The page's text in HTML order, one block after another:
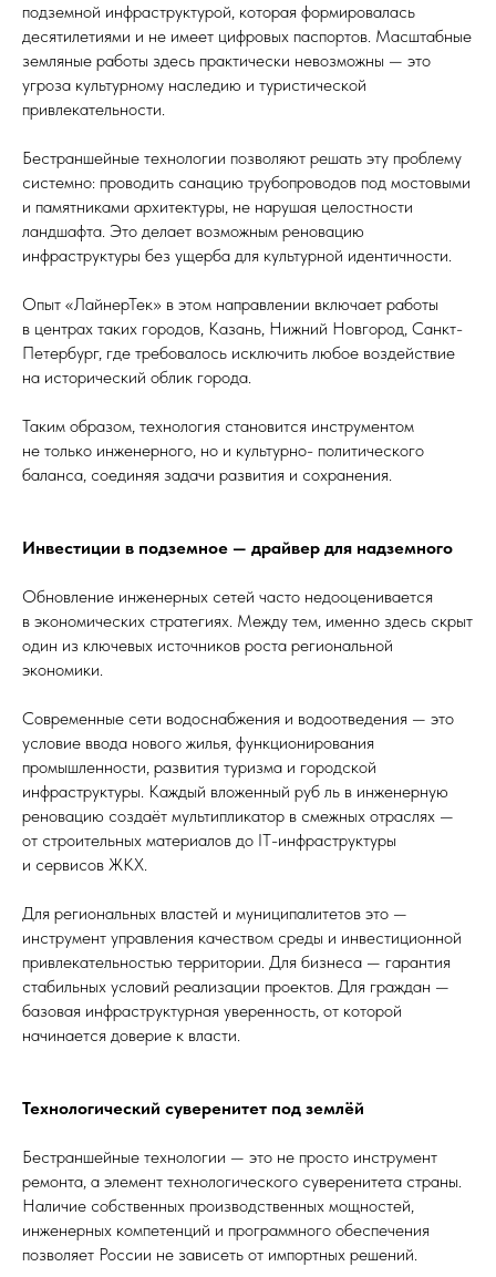
подземной инфраструктурой, которая формировалась
десятилетиями и не имеет цифровых паспортов. Масштабные
земляные работы здесь практически невозможны — это
угроза культурному наследию и туристической
привлекательности.
Бестраншейные технологии позволяют решать эту проблему
системно: проводить санацию трубопроводов под мостовыми
и памятниками архитектуры, не нарушая целостности
ландшафта. Это делает возможным реновацию
инфраструктуры без ущерба для культурной идентичности.
Опыт «ЛайнерТек» в этом направлении включает работы
в центрах таких городов, Казань, Нижний Новгород, Санкт-
Петербург, где требовалось исключить любое воздействие
на исторический облик города.
Таким образом, технология становится инструментом
не только инженерного, но и культурно- политического
баланса, соединяя задачи развития и сохранения.
Инвестиции в подземное — драйвер для надземного
Обновление инженерных сетей часто недооценивается
в экономических стратегиях. Между тем, именно здесь скрыт
один из ключевых источников роста региональной
экономики.
Современные сети водоснабжения и водоотведения — это
условие ввода нового жилья, функционирования
промышленности, развития туризма и городской
инфраструктуры. Каждый вложенный руб ль в инженерную
реновацию создаёт мультипликатор в смежных отраслях —
от строительных материалов до IT-инфраструктуры
и сервисов ЖКХ.
Для региональных властей и муниципалитетов это —
инструмент управления качеством среды и инвестиционной
привлекательностью территории. Для бизнеса — гарантия
стабильных условий реализации проектов. Для граждан —
базовая инфраструктурная уверенность, от которой
начинается доверие к власти.
Технологический суверенитет под землёй
Бестраншейные технологии — это не просто инструмент
ремонта, а элемент технологического суверенитета страны.
Наличие собственных производственных мощностей,
инженерных компетенций и программного обеспечения
позволяет России не зависеть от импортных решений.